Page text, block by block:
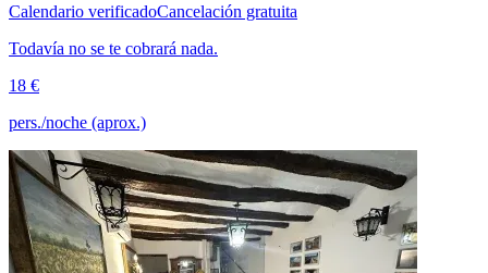
Calendario verificadoCancelación gratuita
Todavía no se te cobrará nada.
18 €
pers./noche (aprox.)